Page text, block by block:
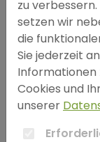
FAQ
SOS
zu
setzen wir
die
Sie jederzeit
Informationen
Cookies und
unserer